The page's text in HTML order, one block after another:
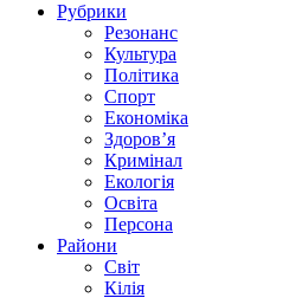
Рубрики
Резонанс
Культура
Політика
Спорт
Економіка
Здоров’я
Кримінал
Екологія
Освіта
Персона
Райони
Світ
Кілія